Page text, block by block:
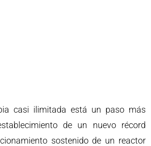
casi ilimitada está un paso más
de un nuevo récord
sostenido de un reactor